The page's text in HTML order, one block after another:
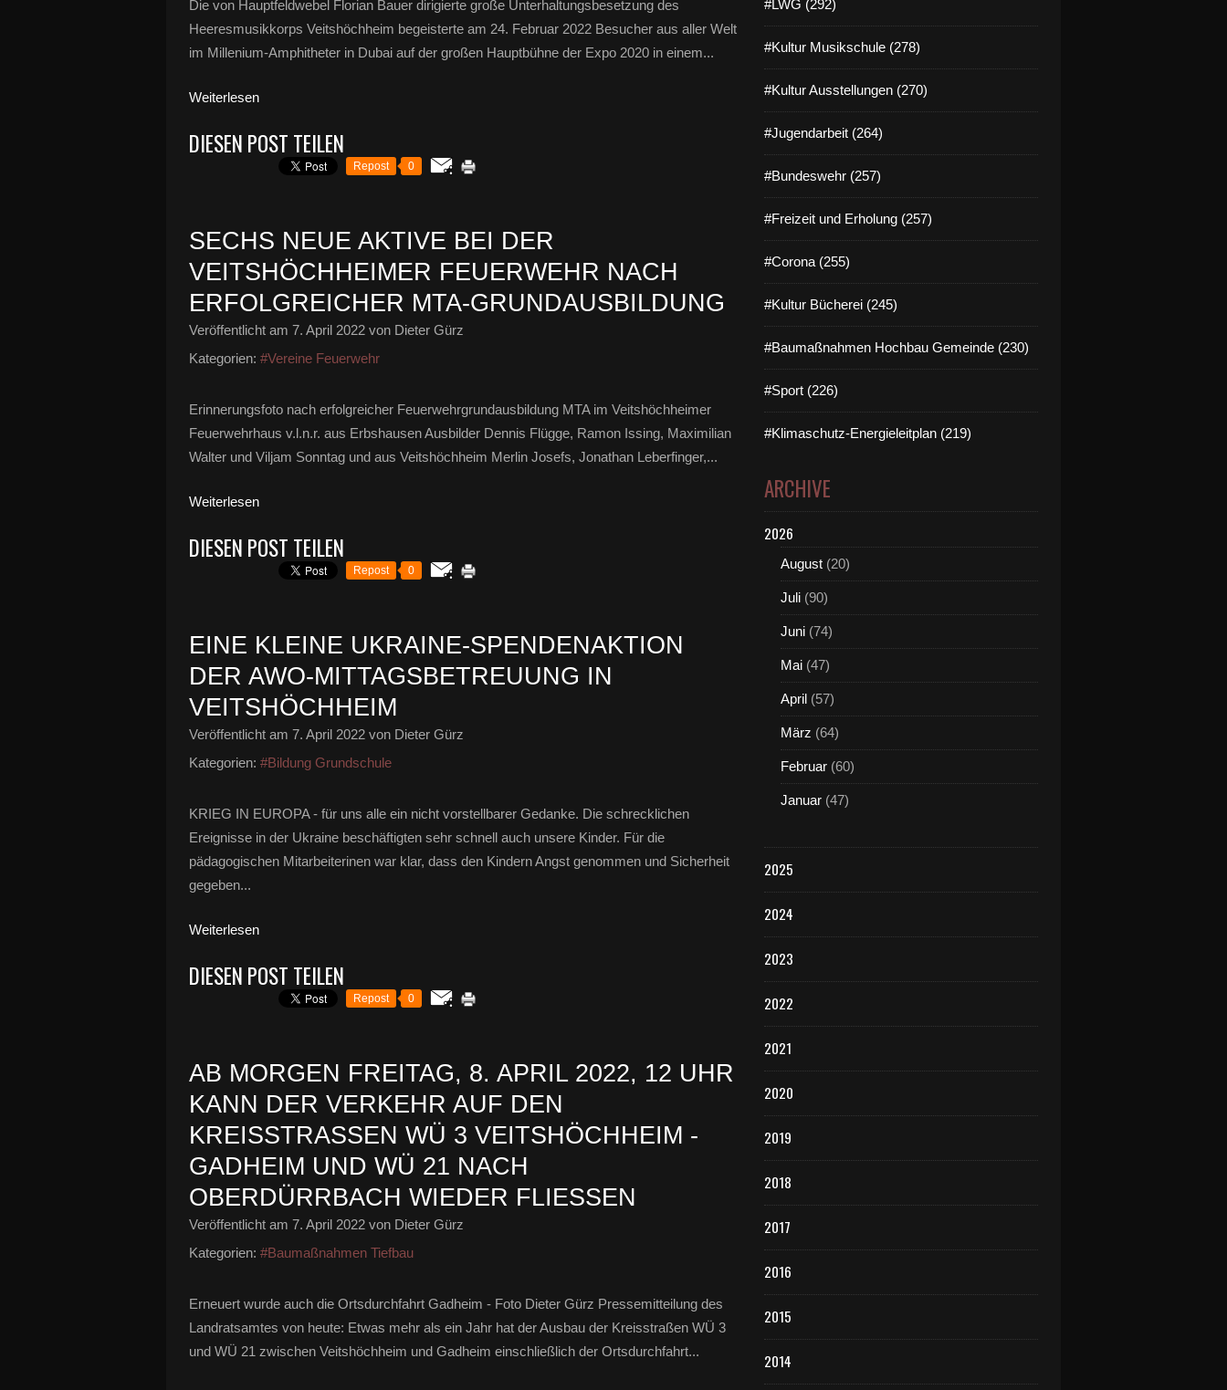
Die von Hauptfeldwebel Florian Bauer dirigierte große Unterhaltungsbesetzung des
Heeresmusikkorps Veitshöchheim begeisterte am 24. Februar 2022 Besucher aus aller Welt
im Millenium-Amphitheter in Dubai auf der großen Hauptbühne der Expo 2020 in einem...
Weiterlesen
DIESEN POST TEILEN
Repost 0
SECHS NEUE AKTIVE BEI DER
VEITSHÖCHHEIMER FEUERWEHR NACH
ERFOLGREICHER MTA-GRUNDAUSBILDUNG
Veröffentlicht am 7. April 2022 von Dieter Gürz
Kategorien: #Vereine Feuerwehr
Erinnerungsfoto nach erfolgreicher Feuerwehrgrundausbildung MTA im Veitshöchheimer
Feuerwehrhaus v.l.n.r. aus Erbshausen Ausbilder Dennis Flügge, Ramon Issing, Maximilian
Walter und Viljam Sonntag und aus Veitshöchheim Merlin Josefs, Jonathan Leberfinger,...
Weiterlesen
DIESEN POST TEILEN
Repost 0
EINE KLEINE UKRAINE-SPENDENAKTION
DER AWO-MITTAGSBETREUUNG IN
VEITSHÖCHHEIM
Veröffentlicht am 7. April 2022 von Dieter Gürz
Kategorien: #Bildung Grundschule
KRIEG IN EUROPA - für uns alle ein nicht vorstellbarer Gedanke. Die schrecklichen
Ereignisse in der Ukraine beschäftigten sehr schnell auch unsere Kinder. Für die
pädagogischen Mitarbeiterinen war klar, dass den Kindern Angst genommen und Sicherheit
gegeben...
Weiterlesen
DIESEN POST TEILEN
Repost 0
AB MORGEN FREITAG, 8. APRIL 2022, 12 UHR
KANN DER VERKEHR AUF DEN
KREISSTRASSEN WÜ 3 VEITSHÖCHHEIM - G
ADHEIM UND WÜ 21 NACH O
BERDÜRRBACH WIEDER FLIESSEN
Veröffentlicht am 7. April 2022 von Dieter Gürz
Kategorien: #Baumaßnahmen Tiefbau
Erneuert wurde auch die Ortsdurchfahrt Gadheim - Foto Dieter Gürz Pressemitteilung des
Landratsamtes von heute: Etwas mehr als ein Jahr hat der Ausbau der Kreisstraßen WÜ 3
und WÜ 21 zwischen Veitshöchheim und Gadheim einschließlich der Ortsdurchfahrt...
#LWG (292)
#Kultur Musikschule (278)
#Kultur Ausstellungen (270)
#Jugendarbeit (264)
#Bundeswehr (257)
#Freizeit und Erholung (257)
#Corona (255)
#Kultur Bücherei (245)
#Baumaßnahmen Hochbau Gemeinde (230)
#Sport (226)
#Klimaschutz-Energieleitplan (219)
ARCHIVE
2026
August (20)
Juli (90)
Juni (74)
Mai (47)
April (57)
März (64)
Februar (60)
Januar (47)
2025
2024
2023
2022
2021
2020
2019
2018
2017
2016
2015
2014